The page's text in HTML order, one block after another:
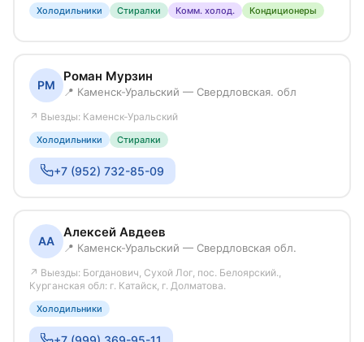
Холодильники Стиралки Комм. холод. Кондиционеры
РМ
Роман Мурзин
📍 Каменск-Уральский — Свердловская. обл
↗ Выезды: Каменск-Уральский
Холодильники Стиралки
+7 (952) 732-85-09
АА
Алексей Авдеев
📍 Каменск-Уральский — Свердловская обл.
↗ Выезды: Богданович, Сухой Лог, пос. Белоярский.,
Курганская обл: г. Катайск, г. Долматова.
Холодильники